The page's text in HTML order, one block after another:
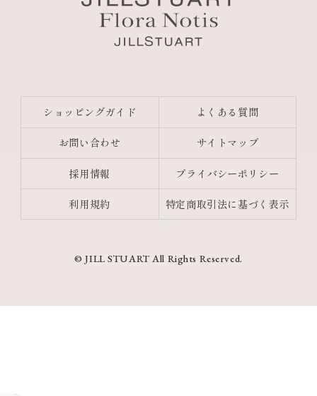
ショッピングガイド よくある質問
お問い合わせ サイトマップ
採用情報 プライバシーポリシー
利用規約 特定商取引法に基づく表示
© JILL STUART All Rights Reserved.